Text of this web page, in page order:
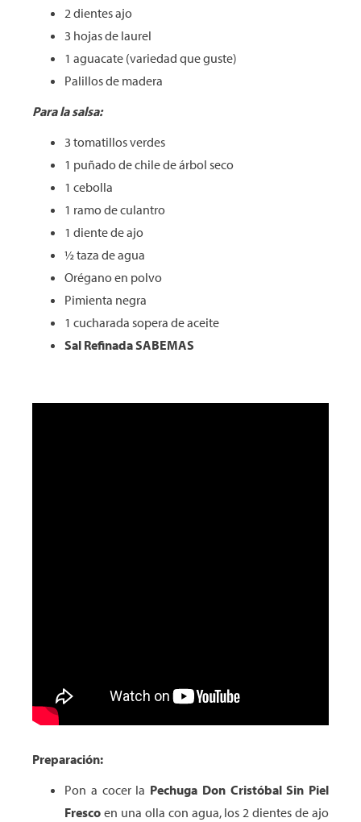
2 dientes ajo
3 hojas de laurel
1 aguacate (variedad que guste)
Palillos de madera
Para la salsa:
3 tomatillos verdes
1 puñado de chile de árbol seco
1 cebolla
1 ramo de culantro
1 diente de ajo
½ taza de agua
Orégano en polvo
Pimienta negra
1 cucharada sopera de aceite
Sal Refinada SABEMAS
Preparación:
Pon a cocer la Pechuga Don Cristóbal Sin Piel
Fresco en una olla con agua, los 2 dientes de ajo